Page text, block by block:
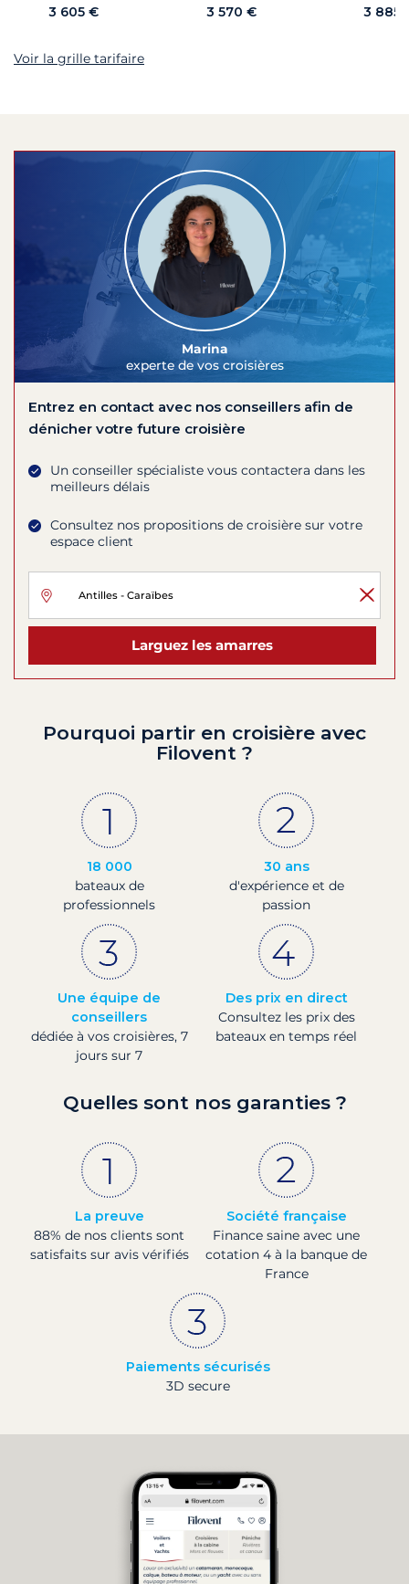
3 605 € 3 570 € 3 885
Voir la grille tarifaire
Marina
experte de vos croisières
Entrez en contact avec nos conseillers afin de
dénicher votre future croisière
Un conseiller spécialiste vous contactera dans les
meilleurs délais
Consultez nos propositions de croisière sur votre
espace client
Larguez les amarres
Pourquoi partir en croisière avec
Filovent ?
18 000
bateaux de
professionnels
30 ans
d'expérience et de
passion
Une équipe de
conseillers
dédiée à vos croisières, 7
jours sur 7
Des prix en direct
Consultez les prix des
bateaux en temps réel
Quelles sont nos garanties ?
La preuve
88% de nos clients sont
satisfaits sur avis vérifiés
Société française
Finance saine avec une
cotation 4 à la banque de
France
Paiements sécurisés
3D secure